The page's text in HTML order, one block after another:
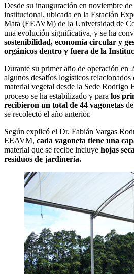
Desde su inauguración en noviembre
institucional, ubicada en la Estación
Mata (EEAVM) de la Universidad de
una evolución significativa, y se ha
sostenibilidad, economía circular y
orgánicos dentro y fuera de la
Durante su primer año de operación en
algunos desafíos logísticos
material vegetal desde la Sede Rodrigo
proceso se ha estabilizado y para los
recibieron un total de 44 vagonetas
se recolectó el año anterior.
Según explicó el Dr. Fabián Vargas
EEAVM, cada vagoneta tiene una
material que se recibe incluye hojas
residuos de jardinería.